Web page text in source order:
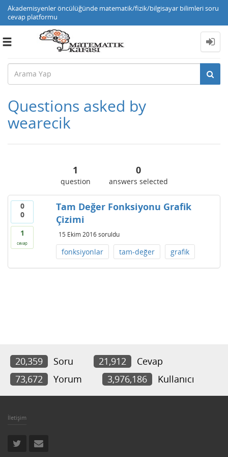
Akademisyenler öncülüğünde matematik/fizik/bilgisayar bilimleri soru
cevap platformu
Toggle
Questions asked by
wearecik
1
question
0
answers selected
0
0
1
cevap
Tam Değer Fonksiyonu Grafik
Çizimi
15 Ekim 2016 soruldu
fonksiyonlar tam-değer grafik
20,359 Soru 21,912
Cevap
73,672
Yorum 3,976,186 Kullanıcı
İletişim